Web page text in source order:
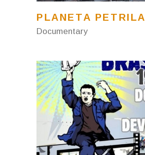
PLANETA PETRILA
Documentary